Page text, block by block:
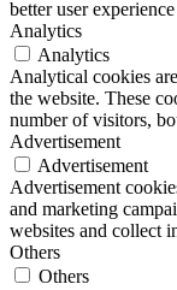
better user
Analytics
Analytics
Analytical cookies
the website. These
number of visitors,
Advertisement
Advertisement
Advertisement
and marketing
websites and collect
Others
Others